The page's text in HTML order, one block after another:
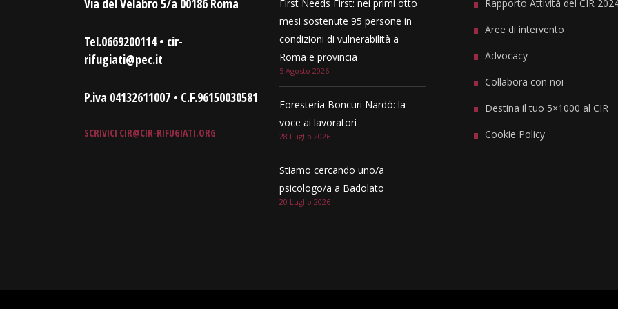
Via del Velabro 5/a 00186 Roma
Tel.0669200114 • cir-
rifugiati@pec.it
P.iva 04132611007 • C.F.96150030581
SCRIVICI CIR@CIR-RIFUGIATI.ORG
First Needs First: nei primi otto
mesi sostenute 95 persone in
condizioni di vulnerabilità a
Roma e provincia
5 Agosto 2026
Foresteria Boncuri Nardò: la
voce ai lavoratori
28 Luglio 2026
Stiamo cercando uno/a
psicologo/a a Badolato
20 Luglio 2026
Rapporto Attività del CIR
Aree di intervento
Advocacy
Collabora con noi
Destina il tuo 5×1000 al CIR
Cookie Policy